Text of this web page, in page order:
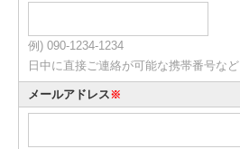
例) 090-1234-1234
日中に直接ご連絡が可能な携帯番号など
メールアドレス※